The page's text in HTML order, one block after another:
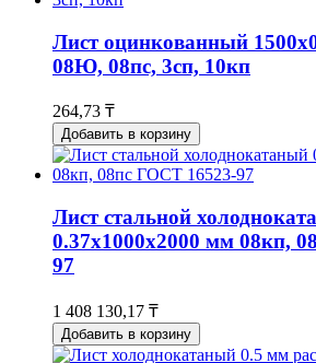
Лист оцинкованный
08Ю, 08пс, 3сп, 10кп
264,73 ₸
Добавить в корзину
Лист стальной
0.37х1000х2000 мм 08кп,
97
1 408 130,17 ₸
Добавить в корзину